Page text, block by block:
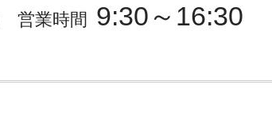
営業時間 9:30～16:30